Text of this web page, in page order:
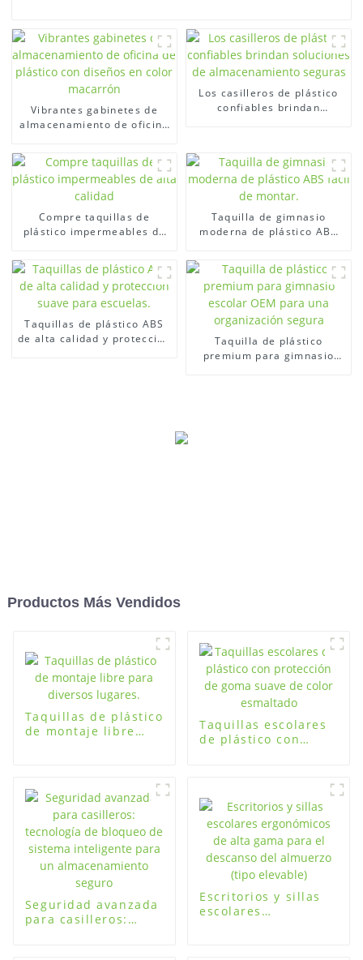
Vibrantes gabinetes de
almacenamiento de oficina
Los casilleros de plástico
confiables brindan
Compre taquillas de
plástico impermeables de
Taquilla de gimnasio
moderna de plástico ABS
Taquillas de plástico ABS
de alta calidad y protección
Taquilla de plástico
premium para gimnasio
Productos Más Vendidos
Taquillas de plástico
de montaje libre
Taquillas escolares
de plástico con
Seguridad avanzada
para casilleros:
Escritorios y sillas
escolares